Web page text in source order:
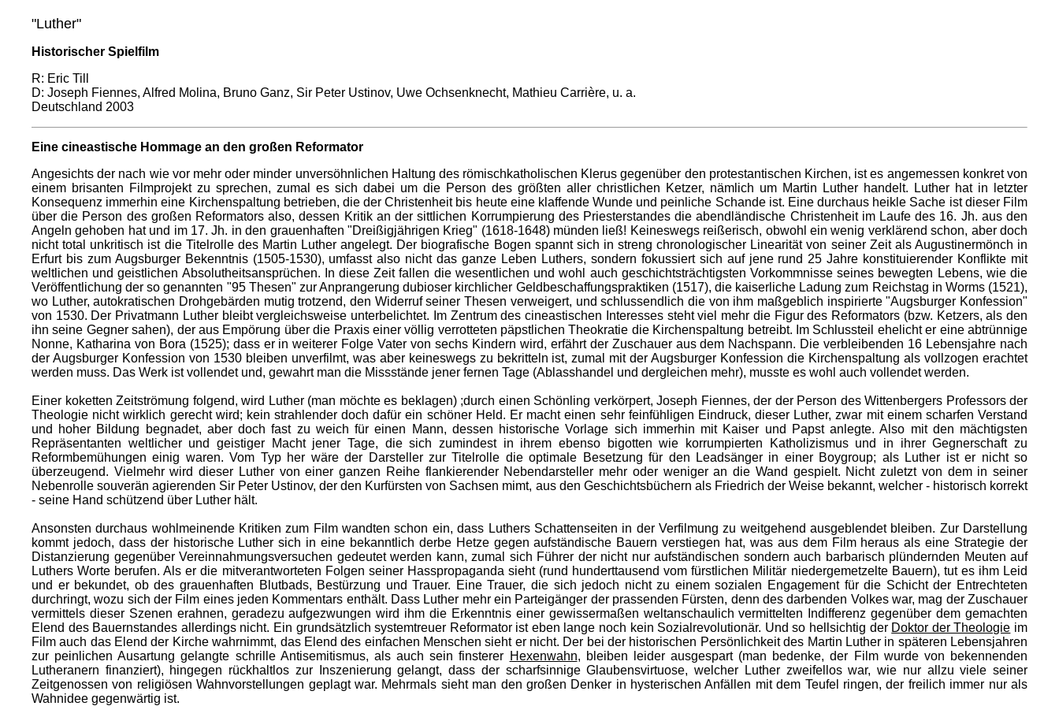
"Luther"
Historischer Spielfilm
R: Eric Till
D: Joseph Fiennes, Alfred Molina, Bruno Ganz, Sir Peter Ustinov, Uwe Ochsenknecht, Mathieu Carrière, u. a.
Deutschland 2003
Eine cineastische Hommage an den großen Reformator
Angesichts der nach wie vor mehr oder minder unversöhnlichen Haltung des römischkatholischen Klerus gegenüber den protestantischen Kirchen, ist es angemessen konkret von
einem brisanten Filmprojekt zu sprechen, zumal es sich dabei um die Person des größten aller christlichen Ketzer, nämlich um Martin Luther handelt. Luther hat in letzter
Konsequenz immerhin eine Kirchenspaltung betrieben, die der Christenheit bis heute eine klaffende Wunde und peinliche Schande ist. Eine durchaus heikle Sache ist dieser Film
über die Person des großen Reformators also, dessen Kritik an der sittlichen Korrumpierung des Priesterstandes die abendländische Christenheit im Laufe des 16. Jh. aus den
Angeln gehoben hat und im 17. Jh. in den grauenhaften "Dreißigjährigen Krieg" (1618-1648) münden ließ! Keineswegs reißerisch, obwohl ein wenig verklärend schon, aber doch
nicht total unkritisch ist die Titelrolle des Martin Luther angelegt. Der biografische Bogen spannt sich in streng chronologischer Linearität von seiner Zeit als Augustinermönch in
Erfurt bis zum Augsburger Bekenntnis (1505-1530), umfasst also nicht das ganze Leben Luthers, sondern fokussiert sich auf jene rund 25 Jahre konstituierender Konflikte mit
weltlichen und geistlichen Absolutheitsansprüchen. In diese Zeit fallen die wesentlichen und wohl auch geschichtsträchtigsten Vorkommnisse seines bewegten Lebens, wie die
Veröffentlichung der so genannten "95 Thesen" zur Anprangerung dubioser kirchlicher Geldbeschaffungspraktiken (1517), die kaiserliche Ladung zum Reichstag in Worms (1521),
wo Luther, autokratischen Drohgebärden mutig trotzend, den Widerruf seiner Thesen verweigert, und schlussendlich die von ihm maßgeblich inspirierte "Augsburger Konfession"
von 1530. Der Privatmann Luther bleibt vergleichsweise unterbelichtet. Im Zentrum des cineastischen Interesses steht viel mehr die Figur des Reformators (bzw. Ketzers, als den
ihn seine Gegner sahen), der aus Empörung über die Praxis einer völlig verrotteten päpstlichen Theokratie die Kirchenspaltung betreibt. Im Schlussteil ehelicht er eine abtrünnige
Nonne, Katharina von Bora (1525); dass er in weiterer Folge Vater von sechs Kindern wird, erfährt der Zuschauer aus dem Nachspann. Die verbleibenden 16 Lebensjahre nach
der Augsburger Konfession von 1530 bleiben unverfilmt, was aber keineswegs zu bekritteln ist, zumal mit der Augsburger Konfession die Kirchenspaltung als vollzogen erachtet
werden muss. Das Werk ist vollendet und, gewahrt man die Missstände jener fernen Tage (Ablasshandel und dergleichen mehr), musste es wohl auch vollendet werden.
Einer koketten Zeitströmung folgend, wird Luther (man möchte es beklagen) ;durch einen Schönling verkörpert, Joseph Fiennes, der der Person des Wittenbergers Professors der
Theologie nicht wirklich gerecht wird; kein strahlender doch dafür ein schöner Held. Er macht einen sehr feinfühligen Eindruck, dieser Luther, zwar mit einem scharfen Verstand
und hoher Bildung begnadet, aber doch fast zu weich für einen Mann, dessen historische Vorlage sich immerhin mit Kaiser und Papst anlegte. Also mit den mächtigsten
Repräsentanten weltlicher und geistiger Macht jener Tage, die sich zumindest in ihrem ebenso bigotten wie korrumpierten Katholizismus und in ihrer Gegnerschaft zu
Reformbemühungen einig waren. Vom Typ her wäre der Darsteller zur Titelrolle die optimale Besetzung für den Leadsänger in einer Boygroup; als Luther ist er nicht so
überzeugend. Vielmehr wird dieser Luther von einer ganzen Reihe flankierender Nebendarsteller mehr oder weniger an die Wand gespielt. Nicht zuletzt von dem in seiner
Nebenrolle souverän agierenden Sir Peter Ustinov, der den Kurfürsten von Sachsen mimt, aus den Geschichtsbüchern als Friedrich der Weise bekannt, welcher - historisch korrekt
- seine Hand schützend über Luther hält.
Ansonsten durchaus wohlmeinende Kritiken zum Film wandten schon ein, dass Luthers Schattenseiten in der Verfilmung zu weitgehend ausgeblendet bleiben. Zur Darstellung
kommt jedoch, dass der historische Luther sich in eine bekanntlich derbe Hetze gegen aufständische Bauern verstiegen hat, was aus dem Film heraus als eine Strategie der
Distanzierung gegenüber Vereinnahmungsversuchen gedeutet werden kann, zumal sich Führer der nicht nur aufständischen sondern auch barbarisch plündernden Meuten auf
Luthers Worte berufen. Als er die mitverantworteten Folgen seiner Hasspropaganda sieht (rund hunderttausend vom fürstlichen Militär niedergemetzelte Bauern), tut es ihm Leid
und er bekundet, ob des grauenhaften Blutbads, Bestürzung und Trauer. Eine Trauer, die sich jedoch nicht zu einem sozialen Engagement für die Schicht der Entrechteten
durchringt, wozu sich der Film eines jeden Kommentars enthält. Dass Luther mehr ein Parteigänger der prassenden Fürsten, denn des darbenden Volkes war, mag der Zuschauer
vermittels dieser Szenen erahnen, geradezu aufgezwungen wird ihm die Erkenntnis einer gewissermaßen weltanschaulich vermittelten Indifferenz gegenüber dem gemachten
Elend des Bauernstandes allerdings nicht. Ein grundsätzlich systemtreuer Reformator ist eben lange noch kein Sozialrevolutionär. Und so hellsichtig der Doktor der Theologie im
Film auch das Elend der Kirche wahrnimmt, das Elend des einfachen Menschen sieht er nicht. Der bei der historischen Persönlichkeit des Martin Luther in späteren Lebensjahren
zur peinlichen Ausartung gelangte schrille Antisemitismus, als auch sein finsterer Hexenwahn, bleiben leider ausgespart (man bedenke, der Film wurde von bekennenden
Lutheranern finanziert), hingegen rückhaltlos zur Inszenierung gelangt, dass der scharfsinnige Glaubensvirtuose, welcher Luther zweifellos war, wie nur allzu viele seiner
Zeitgenossen von religiösen Wahnvorstellungen geplagt war. Mehrmals sieht man den großen Denker in hysterischen Anfällen mit dem Teufel ringen, der freilich immer nur als
Wahnidee gegenwärtig ist.